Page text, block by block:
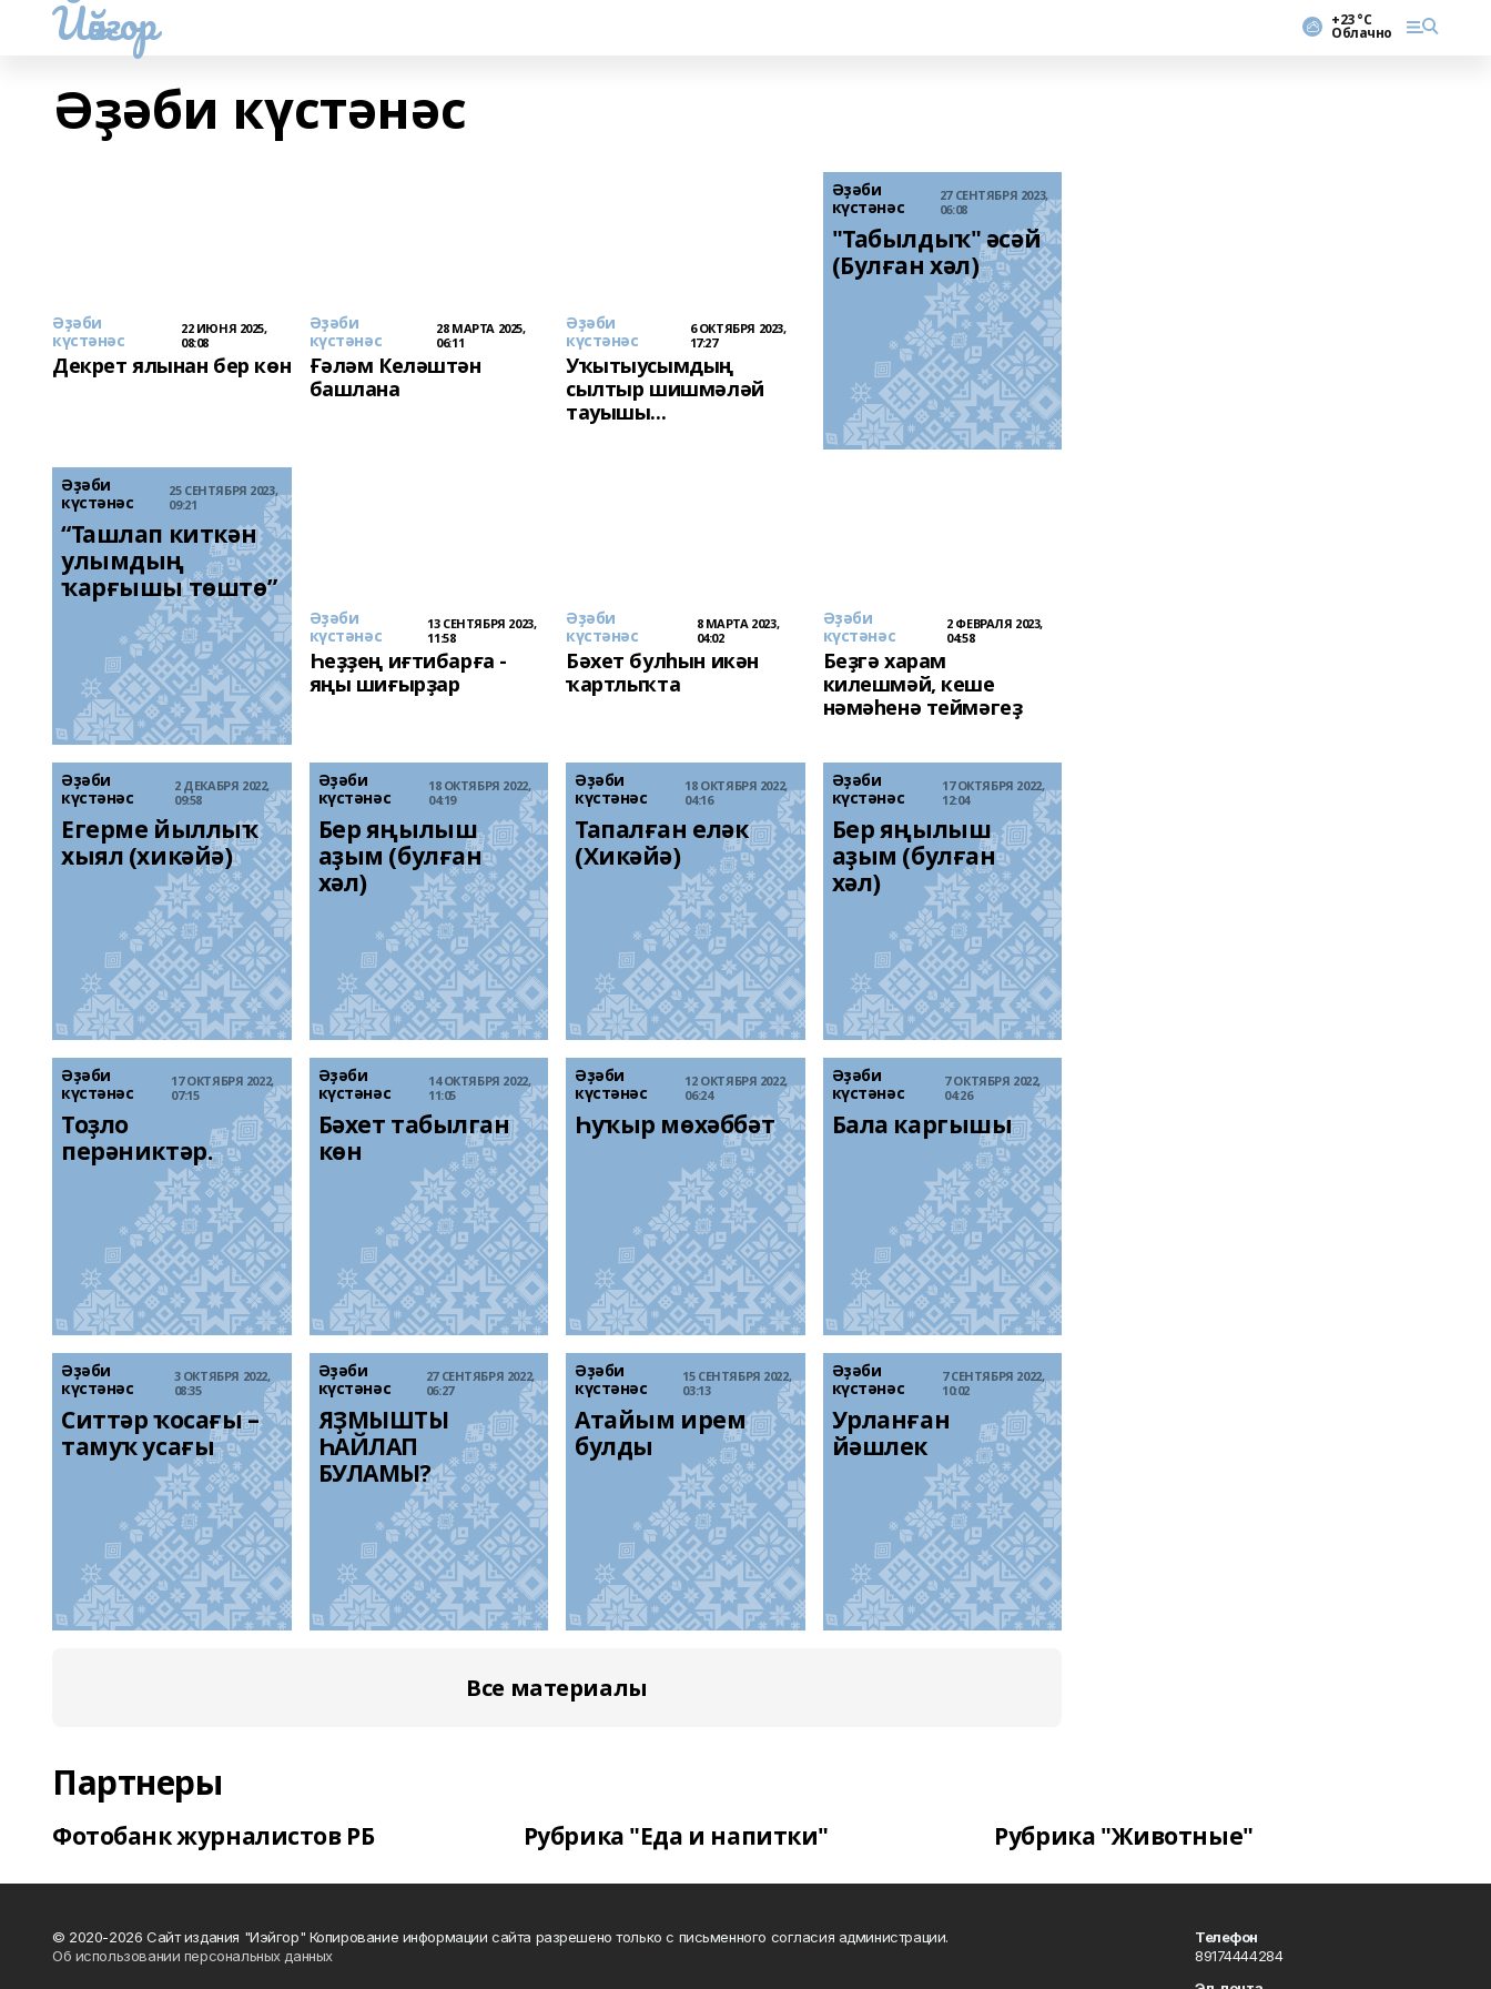
Йәйғор +23 °С
Облачно
Әҙәби күстәнәс
Әҙәби
күстәнәс
22 ИЮНЯ 2025,
08:08
Декрет ялынан бер көн
Әҙәби
күстәнәс
28 МАРТА 2025,
06:11
Ғәләм Келәштән
башлана
Әҙәби
күстәнәс
6 ОКТЯБРЯ 2023,
17:27
Уҡытыусымдың
сылтыр шишмәләй
тауышы...
Әҙәби
күстәнәс
27 СЕНТЯБРЯ 2023,
06:08
"Табылдыҡ" әсәй
(Булған хәл)
Әҙәби
күстәнәс
25 СЕНТЯБРЯ 2023,
09:21
“Ташлап киткән
улымдың
ҡарғышы төштө”
Әҙәби
күстәнәс
13 СЕНТЯБРЯ 2023,
11:58
Һеҙҙең иғтибарға -
яңы шиғырҙар
Әҙәби
күстәнәс
8 МАРТА 2023,
04:02
Бәхет булһын икән
ҡартлыҡта
Әҙәби
күстәнәс
2 ФЕВРАЛЯ 2023,
04:58
Беҙгә харам
килешмәй, кеше
нәмәһенә теймәгеҙ
Әҙәби
күстәнәс
2 ДЕКАБРЯ 2022,
09:58
Егерме йыллыҡ
хыял (хикәйә)
Әҙәби
күстәнәс
18 ОКТЯБРЯ 2022,
04:19
Бер яңылыш
аҙым (булған
хәл)
Әҙәби
күстәнәс
18 ОКТЯБРЯ 2022,
04:16
Тапалған еләк
(Хикәйә)
Әҙәби
күстәнәс
17 ОКТЯБРЯ 2022,
12:04
Бер яңылыш
аҙым (булған
хәл)
Әҙәби
күстәнәс
17 ОКТЯБРЯ 2022,
07:15
Тоҙло
перәниктәр.
Әҙәби
күстәнәс
14 ОКТЯБРЯ 2022,
11:05
Бәхет табылган
көн
Әҙәби
күстәнәс
12 ОКТЯБРЯ 2022,
06:24
Һуҡыр мөхәббәт
Әҙәби
күстәнәс
7 ОКТЯБРЯ 2022,
04:26
Бала каргышы
Әҙәби
күстәнәс
3 ОКТЯБРЯ 2022,
08:35
Ситтәр ҡосағы –
тамуҡ усағы
Әҙәби
күстәнәс
27 СЕНТЯБРЯ 2022,
06:27
ЯҘМЫШТЫ
ҺАЙЛАП
БУЛАМЫ?
Әҙәби
күстәнәс
15 СЕНТЯБРЯ 2022,
03:13
Атайым ирем
булды
Әҙәби
күстәнәс
7 СЕНТЯБРЯ 2022,
10:02
Урланған
йәшлек
Все материалы
Партнеры
Фотобанк журналистов РБ Рубрика "Еда и напитки" Рубрика "Животные"
© 2020-2026 Сайт издания "Иэйгор" Копирование информации сайта разрешено только с письменного согласия администрации.
Об использовании персональных данных
Телефон
89174444284